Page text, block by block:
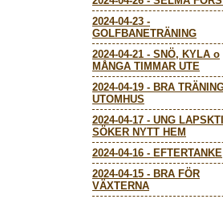
2024-04-23 -
GOLFBANETRÄNING
2024-04-21 - SNÖ, KYLA o
MÅNGA TIMMAR UTE
2024-04-19 - BRA
UTOMHUS
2024-04-17 - UNG
SÖKER NYTT HEM
2024-04-16 - EFTERTANKE
2024-04-15 - BRA FÖR
VÄXTERNA